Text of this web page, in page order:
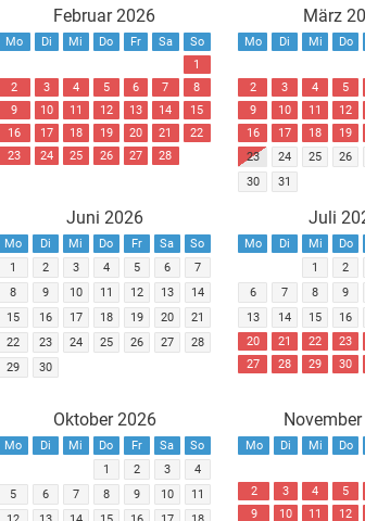
Februar 2026
Mo Di Mi Do Fr Sa
So
1
2
3 4 5 6 7
8
9
10 11 12 13 14
15
16
17 18 19 20 21
22
23
24 25 26 27 28
März
Mo Di Mi Do
2
3 4 5
9
10 11 12
16
17 18 19
23
24 25 26
30
31
Juni 2026
Mo Di Mi Do Fr Sa
So
1
2 3 4 5 6
7
8
9 10 11 12 13
14
15
16 17 18 19 20
21
22
23 24 25 26 27
28
29
30
Juli
Mo Di Mi Do
1
2
6
7 8 9
13
14 15 16
20
21 22 23
27
28 29 30
Oktober 2026
Mo Di Mi Do Fr Sa
So
1
2 3
4
5
6 7 8 9 10
11
Mo Di Mi Do
2
3 4 5
9
10 11 12